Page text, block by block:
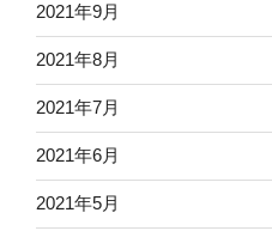
2021年9月
2021年8月
2021年7月
2021年6月
2021年5月